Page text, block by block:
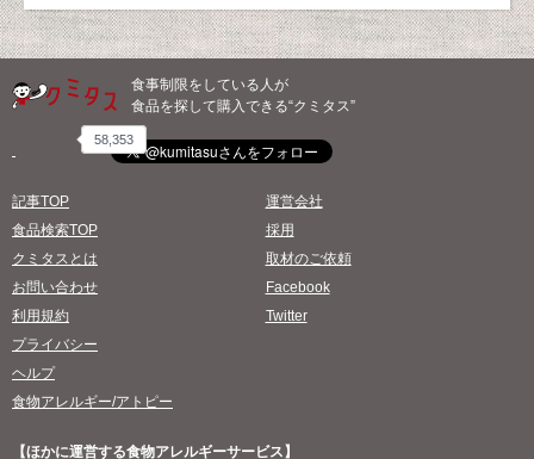
食事制限をしている人が
食品を探して購入できる“クミタス”
58,353
記事TOP
食品検索TOP
クミタスとは
お問い合わせ
利用規約
プライバシー
ヘルプ
食物アレルギー/アトピー
運営会社
採用
取材のご依頼
Facebook
Twitter
【ほかに運営する食物アレルギーサービス】